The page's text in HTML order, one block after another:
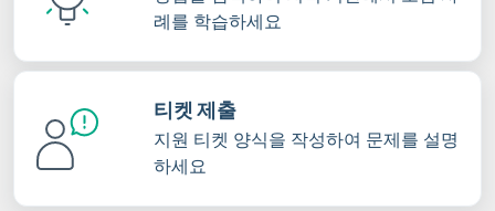
례를 학습하세요
티켓 제출
지원 티켓 양식을 작성하여 문제를 설명
하세요